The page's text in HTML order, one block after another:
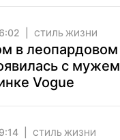
СТИЛЬ ЖИЗНИ
в леопардовом
с мужем
Vogue
СТИЛЬ ЖИЗНИ